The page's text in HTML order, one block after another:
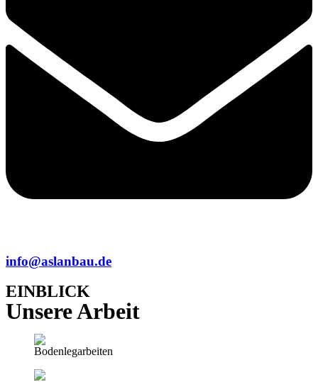
info@aslanbau.de
EINBLICK
Unsere Arbeit